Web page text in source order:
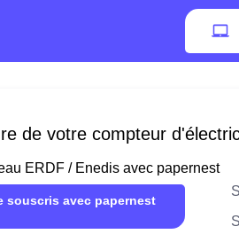
de votre compteur
ERDF / Enedis avec papernest
souscris avec papernest